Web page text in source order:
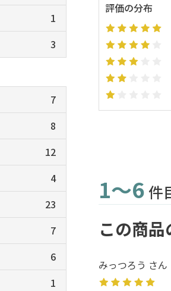
評価の分布
1～6 件
この商品
みっつろう さん
1
3
7
8
12
4
23
7
6
1